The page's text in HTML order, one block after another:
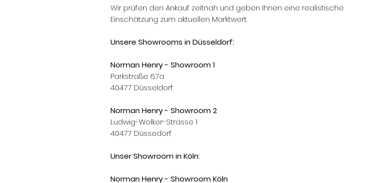
Wir prüfen den Ankauf zeitnah und geben Ihnen eine realistische
Einschätzung zum aktuellen Marktwert.
Unsere Showrooms in Düsseldorf:
Norman Henry - Showroom 1
Parkstraße 67a
40477 Düsseldorf
Norman Henry - Showroom 2
Ludwig-Wolker-Strasse 1
40477 Düssedorf
Unser Showroom in Köln:
Norman Henry - Showroom Köln